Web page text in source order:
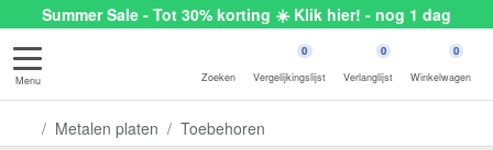
Summer Sale - Tot 30% korting ☀️ Klik hier! - nog 1 dag
Menu Zoeken
0
Vergelijkingslijst
0
Verlanglijst
0
Winkelwagen
Metalen platen Toebehoren